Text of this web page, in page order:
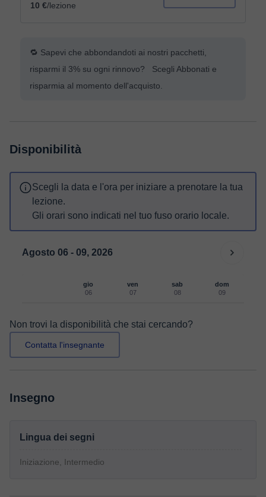
10 €/lezione
🔁 Sapevi che abbondandoti ai nostri pacchetti,
risparmi il 3% su ogni rinnovo? Scegli Abbonati e
risparmia al momento dell'acquisto.
Disponibilità
Scegli la data e l'ora per iniziare a prenotare la tua
lezione.
Gli orari sono indicati nel tuo fuso orario locale.
Agosto 06 - 09, 2026
gio
06
ven
07
sab
08
dom
09
Non trovi la disponibilità che stai cercando?
Contatta l'insegnante
Insegno
Lingua dei segni
Iniziazione, Intermedio